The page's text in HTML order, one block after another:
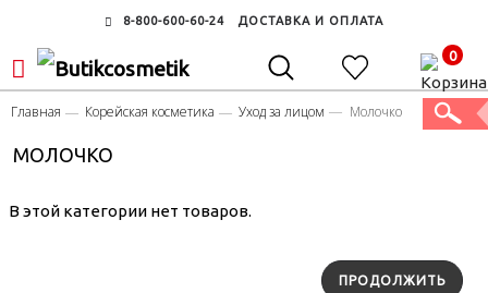
8-800-600-60-24 ДОСТАВКА И ОПЛАТА
0
Главная Корейская косметика Уход за лицом Молочко
МОЛОЧКО
В этой категории нет товаров.
ПРОДОЛЖИТЬ